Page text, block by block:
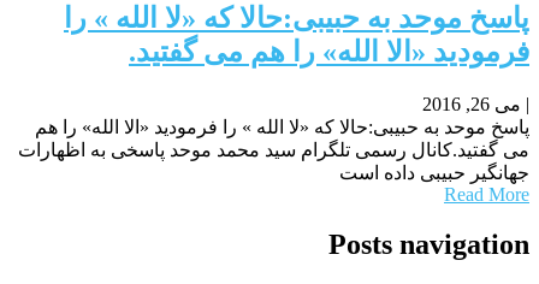
پاسخ موحد به حبیبی:حالا که «لا الله » را
فرمودید «الا الله» را هم می گفتید.
| می 26, 2016
پاسخ موحد به حبیبی:حالا که «لا الله » را فرمودید «الا الله» را هم
می گفتید.کانال رسمی تلگرام سید محمد موحد پاسخی به اظهارات
جهانگیر حبیبی داده است
Read More
Posts navigation